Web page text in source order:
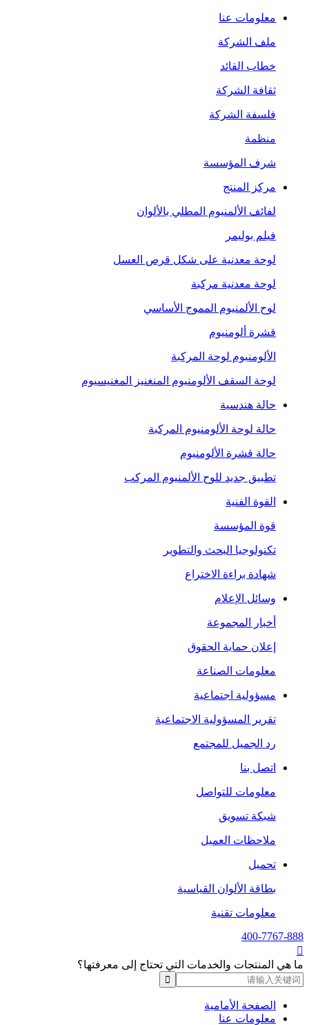
معلومات عنا
ملف الشركة
خطاب القائد
ثقافة الشركة
فلسفة الشركة
منظمة
شرف المؤسسة
مركز المنتج
لفائف الألمنيوم المطلي بالألوان
فيلم بوليمر
لوحة معدنية على شكل قرص العسل
لوحة معدنية مركبة
لوح الألمنيوم المموج الأساسي
قشرة ألومنيوم
الألومنيوم لوحة المركبة
لوحة السقف الألومنيوم المنغنيز المغنيسيوم
حالة هندسية
حالة لوحة الألومنيوم المركبة
حالة قشرة الألومنيوم
تطبيق جديد للوح الألمنيوم المركب
القوة الفنية
قوة المؤسسة
تكنولوجيا البحث والتطوير
شهادة براءة الاختراع
وسائل الإعلام
أخبار المجموعة
إعلان حماية الحقوق
معلومات الصناعة
مسؤولية اجتماعية
تقرير المسؤولية الاجتماعية
رد الجميل للمجتمع
اتصل بنا
معلومات للتواصل
شبكة تسويق
ملاحظات العميل
تحميل
بطاقة الألوان القياسية
معلومات تقنية
400-7767-888

ما هي المنتجات والخدمات التي تحتاج إلى معرفتها؟
الصفحة الأمامية
معلومات عنا